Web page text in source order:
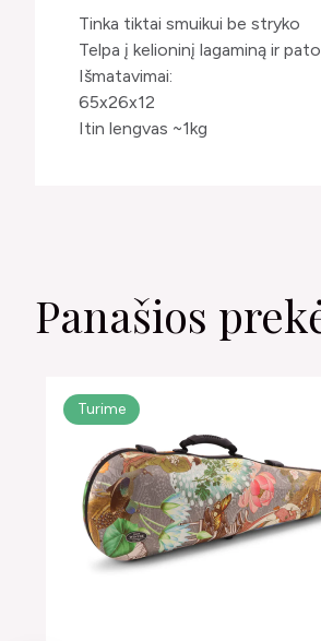
Tinka tiktai smuikui be stryko
Telpa į kelioninį lagaminą ir
Išmatavimai:
65x26x12
Itin lengvas ~1kg
Panašios
Turime